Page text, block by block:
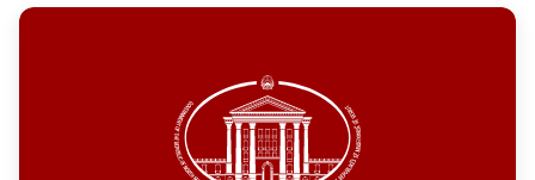
Основање на здружение